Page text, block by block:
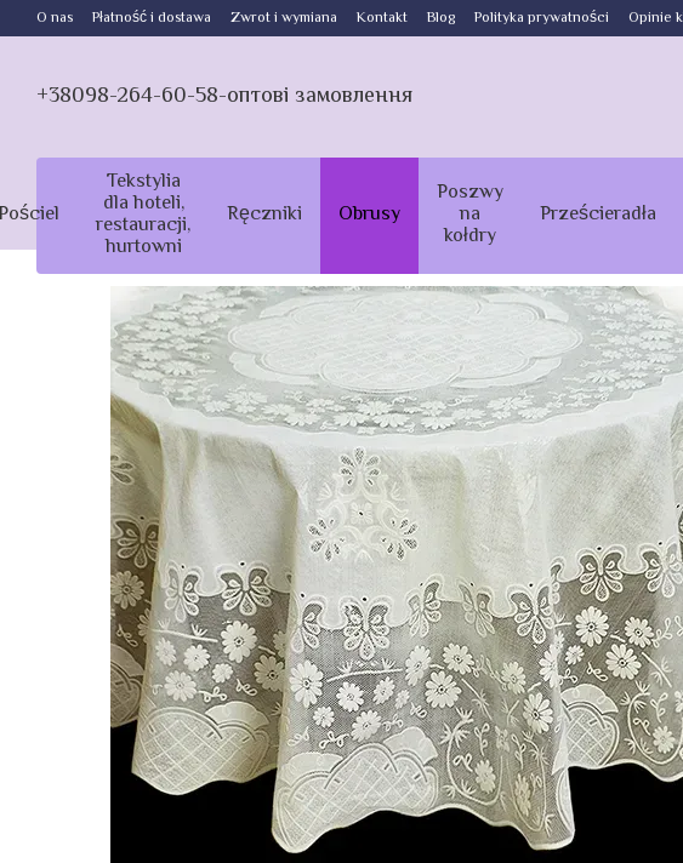
Przejdź do głównej treści
O nas Płatność i dostawa Zwrot i wymiana Kontakt Blog Polityka prywatności Opinie
+38098-264-60-58-оптові замовлення
Tekstylia
dla hoteli,
restauracji,
hurtowni
Ręczniki Obrusy
Poszwy
na
kołdry
Prześcieradła